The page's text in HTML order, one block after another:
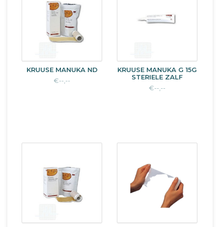
KRUUSE MANUKA ND
€--,--
KRUUSE MANUKA G 15G
STERIELE ZALF
€--,--